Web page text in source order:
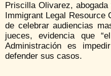
Priscilla Olivarez,
Immigrant Legal Resource
de celebrar audiencias
jueces, evidencia que
Administración es
defender sus casos.